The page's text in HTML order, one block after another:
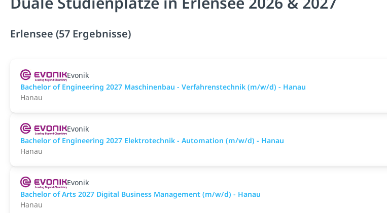
Erlensee (57 Ergebnisse)
Evonik
Bachelor of Engineering 2027 Maschinenbau - Verfahrenstechnik (m/w/d) - Hanau
Hanau
Evonik
Bachelor of Engineering 2027 Elektrotechnik - Automation (m/w/d) - Hanau
Hanau
Evonik
Bachelor of Arts 2027 Digital Business Management (m/w/d) - Hanau
Hanau